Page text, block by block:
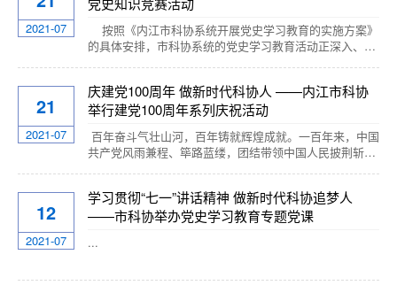
2021-07
按照《内江市科协系统开展党史学习教育的实施方案》
的具体安排，市科协系统的党史学习教育活动正深入、有
织党员干部参观了罗泉古镇，开展了实地考察学习。为丰
富党史学习教育形式，巩固前一阶段的学习教育成果，分
月29日下午，市科协组织...
21
2021-07
庆建党100周年 做新时代科协人 ——内江市科协
举行建党100周年系列庆祝活动
百年奋斗气壮山河，百年铸就辉煌成就。一百年来，中国
共产党风雨兼程、筚路蓝缕，团结带领中国人民披荆斩
日，内江市科协开展了一系列活动，庆祝中国共产党成立
100周年。 举办庆祝建党100周年“众心向党 科技争先”文
饱含深情的歌曲《太阳最...
12
2021-07
学习贯彻“七一”讲话精神 做新时代科协追梦人
——市科协举办党史学习教育专题党课
...